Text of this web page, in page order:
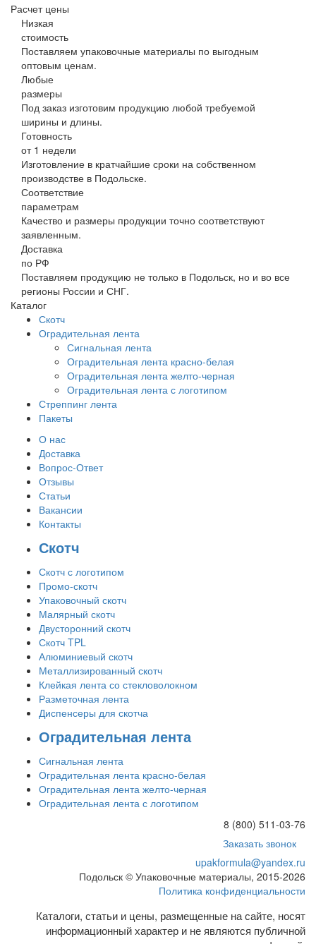
Расчет цены
Низкая
стоимость
Поставляем упаковочные материалы по выгодным
оптовым ценам.
Любые
размеры
Под заказ изготовим продукцию любой требуемой
ширины и длины.
Готовность
от 1 недели
Изготовление в кратчайшие сроки на собственном
производстве в Подольске.
Соответствие
параметрам
Качество и размеры продукции точно соответствуют
заявленным.
Доставка
по РФ
Поставляем продукцию не только в Подольск, но и во все
регионы России и СНГ.
Каталог
Скотч
Оградительная лента
Сигнальная лента
Оградительная лента красно-белая
Оградительная лента желто-черная
Оградительная лента с логотипом
Стреппинг лента
Пакеты
О нас
Доставка
Вопрос-Ответ
Отзывы
Статьи
Вакансии
Контакты
Скотч
Скотч с логотипом
Промо-скотч
Упаковочный скотч
Малярный скотч
Двусторонний скотч
Скотч TPL
Алюминиевый скотч
Металлизированный скотч
Клейкая лента со стекловолокном
Разметочная лента
Диспенсеры для скотча
Оградительная лента
Сигнальная лента
Оградительная лента красно-белая
Оградительная лента желто-черная
Оградительная лента с логотипом
8 (800) 511-03-76
Заказать звонок
upakformula@yandex.ru
Подольск © Упаковочные материалы, 2015-2026
Политика конфиденциальности
Каталоги, статьи и цены, размещенные на сайте, носят
информационный характер и не являются публичной